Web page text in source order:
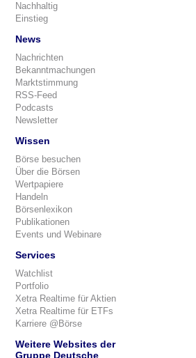
Nachhaltig
Einstieg
News
Nachrichten
Bekanntmachungen
Marktstimmung
RSS-Feed
Podcasts
Newsletter
Wissen
Börse besuchen
Über die Börsen
Wertpapiere
Handeln
Börsenlexikon
Publikationen
Events und Webinare
Services
Watchlist
Portfolio
Xetra Realtime für Aktien
Xetra Realtime für ETFs
Karriere @Börse
Weitere Websites der
Gruppe Deutsche